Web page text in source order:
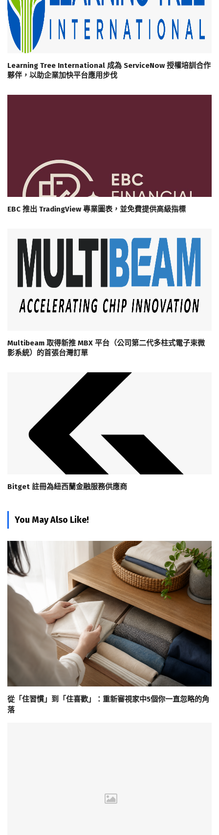
Learning Tree International 成為 ServiceNow 授權培訓合作
夥伴，以助企業加快平台應用步伐
EBC 推出 TradingView 專業圖表，並免費提供高級指標
Multibeam 取得新推 MBX 平台（公司第二代多柱式電子束微
影系統）的首張台灣訂單
Bitget 註冊為紐西蘭金融服務供應商
You May Also Like!
從「住習慣」到「住喜歡」：重新審視家中5個你一直忽略的角
落